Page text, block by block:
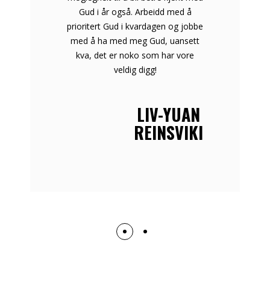
Gud i år også. Arbeidd med å
prioritert Gud i kvardagen og jobbe
med å ha med meg Gud, uansett
kva, det er noko som har vore
veldig digg!
LIV-YUAN
REINSVIKI